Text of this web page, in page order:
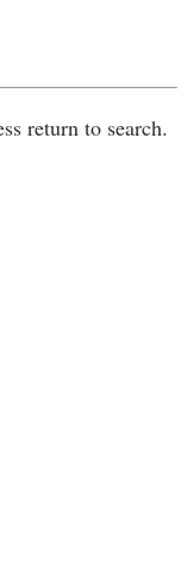
return to search.